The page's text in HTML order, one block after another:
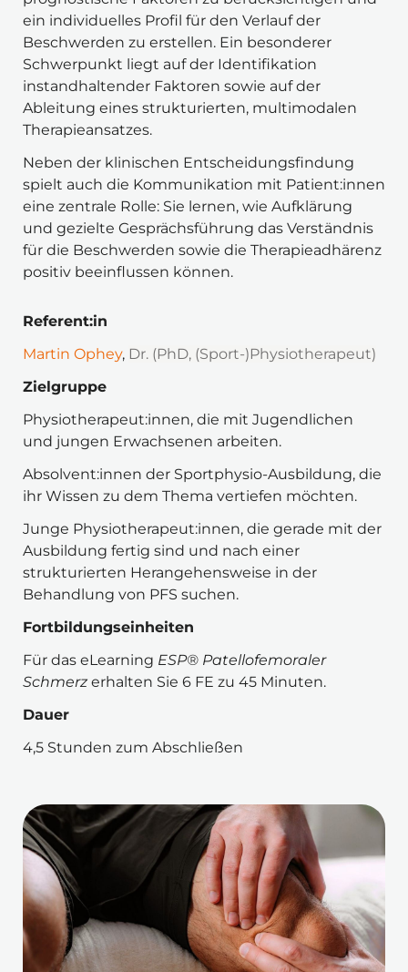
ein individuelles Profil für den Verlauf der
Beschwerden zu erstellen. Ein besonderer
Schwerpunkt liegt auf der Identifikation
instandhaltender Faktoren sowie auf der
Ableitung eines strukturierten, multimodalen
Therapieansatzes.
Neben der klinischen Entscheidungsfindung
spielt auch die Kommunikation mit Patient:innen
eine zentrale Rolle: Sie lernen, wie Aufklärung
und gezielte Gesprächsführung das Verständnis
für die Beschwerden sowie die Therapieadhärenz
positiv beeinflussen können.
Referent:in
Martin Ophey, Dr. (PhD, (Sport-)Physiotherapeut)
Zielgruppe
Physiotherapeut:innen, die mit Jugendlichen
und jungen Erwachsenen arbeiten.
Absolvent:innen der Sportphysio-Ausbildung, die
ihr Wissen zu dem Thema vertiefen möchten.
Junge Physiotherapeut:innen, die gerade mit der
Ausbildung fertig sind und nach einer
strukturierten Herangehensweise in der
Behandlung von PFS suchen.
Fortbildungseinheiten
Für das eLearning ESP® Patellofemoraler
Schmerz erhalten Sie 6 FE zu 45 Minuten.
Dauer
4,5 Stunden zum Abschließen